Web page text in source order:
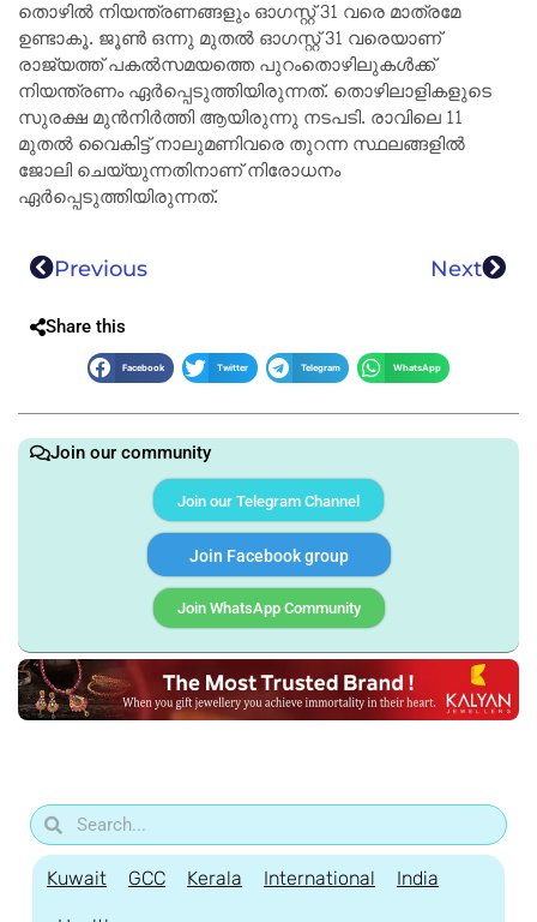
തൊഴിൽ നിയന്ത്രണങ്ങളും ഓഗസ്റ്റ് 31 വരെ മാത്രമേ
ഉണ്ടാകൂ. ജൂൺ ഒന്നു മുതൽ ഓഗസ്റ്റ് 31 വരെയാണ്
രാജ്യത്ത് പകൽസമയത്തെ പുറംതൊഴിലുകൾക്ക്
നിയന്ത്രണം ഏർപ്പെടുത്തിയിരുന്നത്. തൊഴിലാളികളുടെ
സുരക്ഷ മുൻനിർത്തി ആയിരുന്നു നടപടി. രാവിലെ 11
മുതൽ വൈകിട്ട് നാലുമണിവരെ തുറന്ന സ്ഥലങ്ങളിൽ
ജോലി ചെയ്യുന്നതിനാണ് നിരോധനം
ഏർപ്പെടുത്തിയിരുന്നത്.
Previous Next
Share this
Facebook Twitter Telegram WhatsApp
Join our community
Join our Telegram Channel
Join Facebook group
Join WhatsApp Community
Kuwait GCC Kerala International India